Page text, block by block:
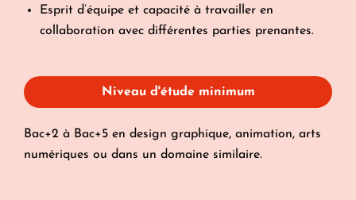
Esprit d’équipe et capacité à travailler en
collaboration avec différentes parties prenantes.
Niveau d'étude minimum
Bac+2 à Bac+5 en design graphique, animation, arts
numériques ou dans un domaine similaire.